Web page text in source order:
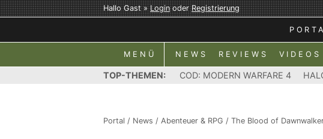
Hallo Gast »LoginoderRegistrierung
MENÜ NEWS REVIEWS VIDEOS
TOP-THEMEN: COD: MODERN WARFARE 4
Portal / News / Abenteuer & RPG / The Blood of